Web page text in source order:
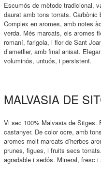
Escumós de mètode tradicional,
daurat amb tons torrats.
Complex en aromes, amb notes
verda. Més marcats, els aromes
romaní, farigola, i flor de Sant
d’ametller, amb final anisat.
voluminós, untuós, i persistent.
MALVASIA DE
Vi sec 100% Malvasia de Sitges.
castanyer. De color ocre, amb
aromes molt marcats d’herbes
prunes, figues, i fruits secs
agradable i sedós. Mineral, fresc i